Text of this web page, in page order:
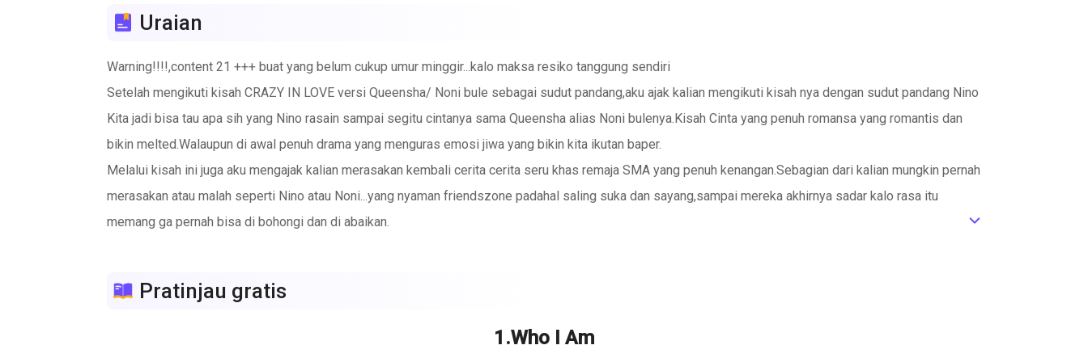
Uraian
Warning!!!!,content 21 +++ buat yang belum cukup umur minggir...kalo maksa resiko tanggung sendiri
Setelah mengikuti kisah CRAZY IN LOVE versi Queensha/ Noni bule sebagai sudut pandang,aku ajak kalian mengikuti kisah nya dengan sudut pandang Nino
Kita jadi bisa tau apa sih yang Nino rasain sampai segitu cintanya sama Queensha alias Noni bulenya.Kisah Cinta yang penuh romansa yang romantis dan
bikin melted.Walaupun di awal penuh drama yang menguras emosi jiwa yang bikin kita ikutan baper.
Melalui kisah ini juga aku mengajak kalian merasakan kembali cerita cerita seru khas remaja SMA yang penuh kenangan.Sebagian dari kalian mungkin pernah
merasakan atau malah seperti Nino atau Noni...yang nyaman friendszone padahal saling suka dan sayang,sampai mereka akhirnya sadar kalo rasa itu
memang ga pernah bisa di bohongi dan di abaikan.
Okey gaes....selamat menikmati dan berbaper ria bareng aku..😍😍😍
ic_default
Pratinjau gratis
1.Who I Am